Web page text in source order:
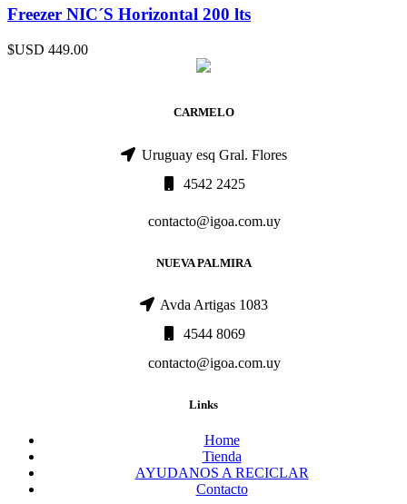
Freezer NIC´S Horizontal 200 lts
$USD 449.00
CARMELO
Uruguay esq Gral. Flores
4542 2425
contacto@igoa.com.uy
NUEVA PALMIRA
Avda Artigas 1083
4544 8069
contacto@igoa.com.uy
Links
Home
Tienda
AYUDANOS A RECICLAR
Contacto